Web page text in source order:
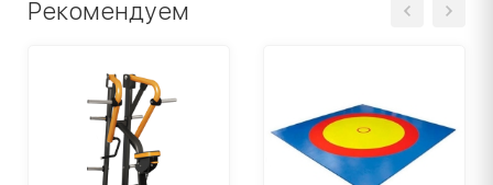
Рекомендуем